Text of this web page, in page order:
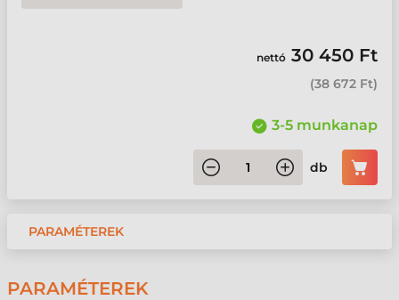
nettó 30 450 Ft
(38 672 Ft)
3-5 munkanap
db
PARAMÉTEREK
PARAMÉTEREK